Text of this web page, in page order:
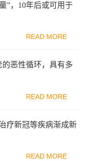
”，10年后或可用于
READ MORE
恶性循环，具有多
READ MORE
疗新冠等疾病渐成新
READ MORE